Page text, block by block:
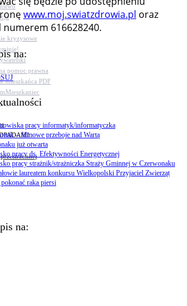
kryzysowe
pomoc prawna
mieszkańca PDF
www.moj.swiatzdrowia.pl oraz
616628240.
na:
pracy informatyk/informatyczka
– filmowe przeboje nad Wartą
już otwarta
pracy ds. Efektywności Energetycznej
pracy strażnik/strażniczka Straży Gminnej w Czerwonaku
laureatem konkursu Wielkopolski Przyjaciel Zwierząt
raka piersi
na: